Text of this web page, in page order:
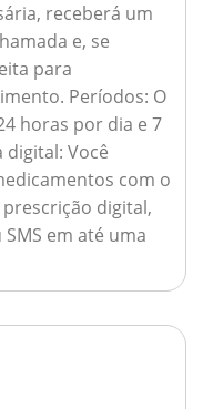
receberá um
e, se
para
Períodos: O
horas por dia e 7
digital: Você
com o
prescrição digital,
em até uma